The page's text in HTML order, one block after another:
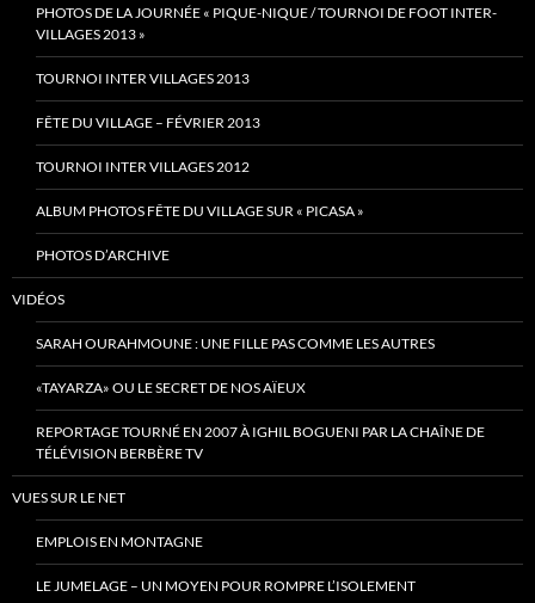
PHOTOS DE LA JOURNÉE « PIQUE-NIQUE / TOURNOI DE FOOT INTER-
VILLAGES 2013 »
TOURNOI INTER VILLAGES 2013
FÊTE DU VILLAGE – FÉVRIER 2013
TOURNOI INTER VILLAGES 2012
ALBUM PHOTOS FÊTE DU VILLAGE SUR « PICASA »
PHOTOS D’ARCHIVE
VIDÉOS
SARAH OURAHMOUNE : UNE FILLE PAS COMME LES AUTRES
«TAYARZA» OU LE SECRET DE NOS AÏEUX
REPORTAGE TOURNÉ EN 2007 À IGHIL BOGUENI PAR LA CHAÎNE DE
TÉLÉVISION BERBÈRE TV
VUES SUR LE NET
EMPLOIS EN MONTAGNE
LE JUMELAGE – UN MOYEN POUR ROMPRE L’ISOLEMENT